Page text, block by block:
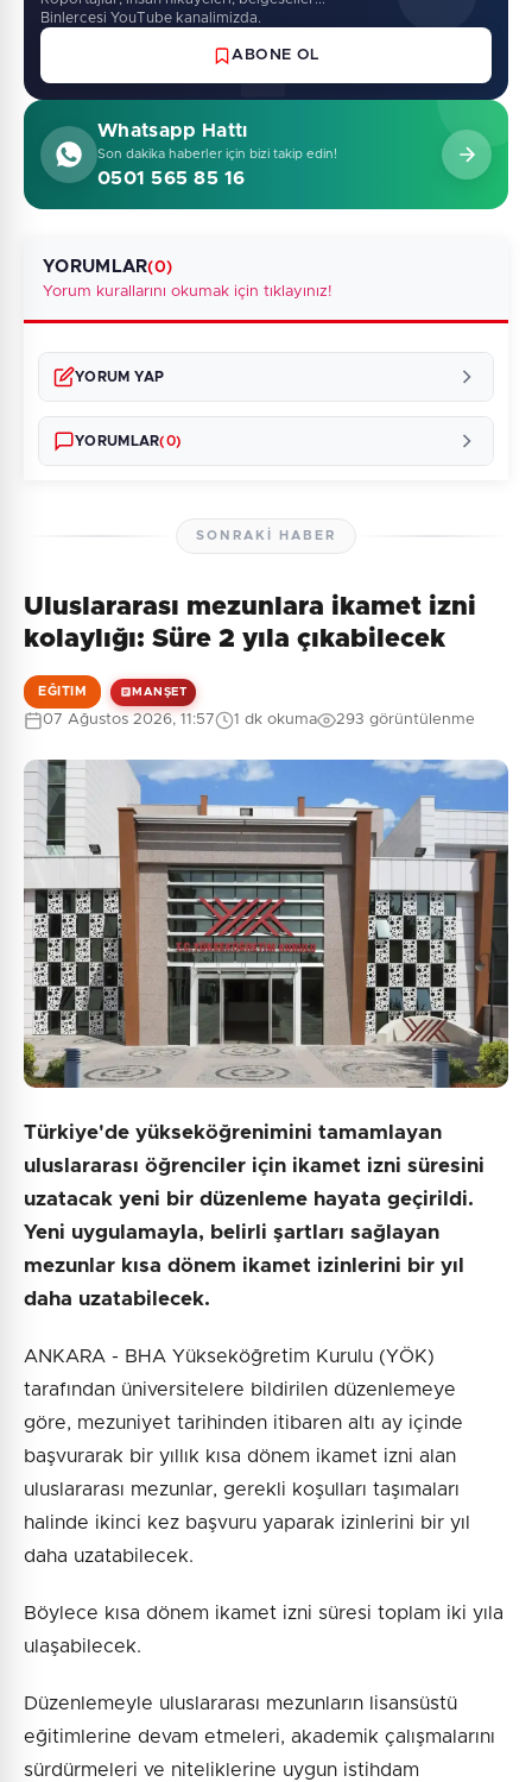
Binlercesi YouTube kanalimizda.
ABONE OL
Whatsapp Hattı
Son dakika haberler için bizi takip edin!
0501 565 85 16
YORUMLAR(0)
Yorum kurallarını okumak için tıklayınız!
YORUM YAP
Güvenlik Sorusu:
6 + 4 = ?
Gönder
YORUMLAR(0)
Henüz yorum yapılmamış. İlk yorumu siz yapın!
SONRAKI HABER
Uluslararası mezunlara ikamet izni
kolaylığı: Süre 2 yıla çıkabilecek
EĞITIM MANŞET
07 Ağustos 2026, 11:57 1 dk okuma 293 görüntülenme
Türkiye'de yükseköğrenimini tamamlayan
uluslararası öğrenciler için ikamet izni süresini
uzatacak yeni bir düzenleme hayata geçirildi.
Yeni uygulamayla, belirli şartları sağlayan
mezunlar kısa dönem ikamet izinlerini bir yıl
daha uzatabilecek.
ANKARA - BHA Yükseköğretim Kurulu (YÖK)
tarafından üniversitelere bildirilen düzenlemeye
göre, mezuniyet tarihinden itibaren altı ay içinde
başvurarak bir yıllık kısa dönem ikamet izni alan
uluslararası mezunlar, gerekli koşulları taşımaları
halinde ikinci kez başvuru yaparak izinlerini bir yıl
daha uzatabilecek.
Böylece kısa dönem ikamet izni süresi toplam iki yıla
ulaşabilecek.
Düzenlemeyle uluslararası mezunların lisansüstü
eğitimlerine devam etmeleri, akademik çalışmalarını
sürdürmeleri ve niteliklerine uygun istihdam